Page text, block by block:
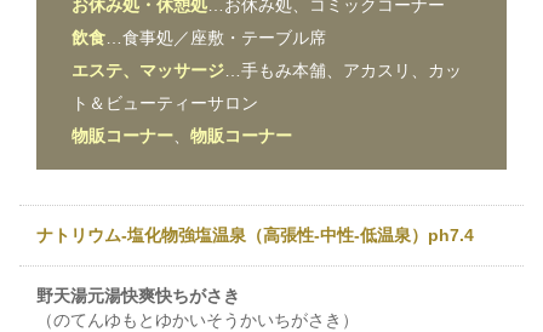
お休み処・休憩処 …お休み処、コミックコーナー
飲食 …食事処／座敷・テーブル席
エステ、マッサージ …手もみ本舗、アカスリ、カッ
ト＆ビューティーサロン
物販コーナー 、物販コーナー
ナトリウム-塩化物強塩温泉（高張性-中性-低温泉）ph7.4
野天湯元湯快爽快ちがさき
（のてんゆもとゆかいそうかいちがさき）